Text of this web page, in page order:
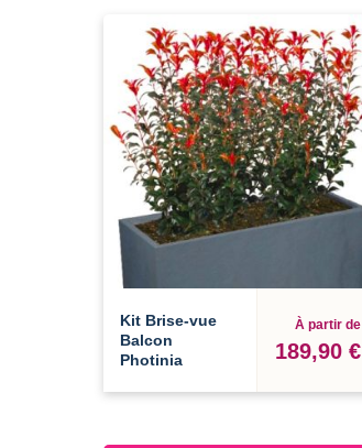
Kit Brise-vue
Balcon
Photinia
À partir de
189,90 €